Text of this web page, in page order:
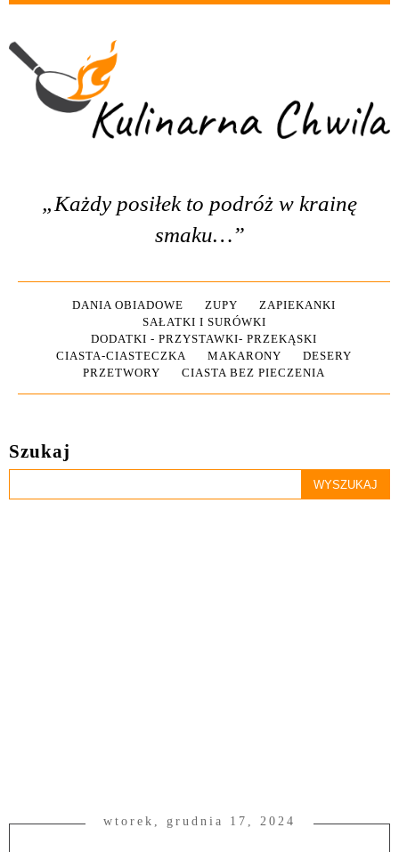
„Każdy posiłek to podróż w krainę
smaku…”
DANIA OBIADOWE ZUPY
ZAPIEKANKI
SAŁATKI I SURÓWKI
DODATKI - PRZYSTAWKI- PRZEKĄSKI
CIASTA-CIASTECZKA
MAKARONY
DESERY
PRZETWORY
CIASTA BEZ PIECZENIA
Szukaj
wtorek, grudnia 17, 2024